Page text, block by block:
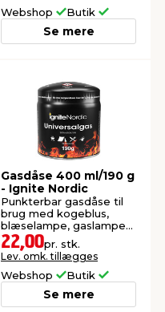
Webshop Butik
Se mere
Gasdåse 400 ml/190 g
- Ignite Nordic
Punkterbar gasdåse til
brug med kogeblus,
blæselampe, gaslamper
og -lygter.
22,00pr. stk.
Lev. omk. tillægges
Webshop Butik
Se mere